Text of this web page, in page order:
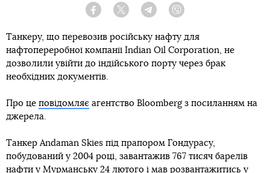
Facebook Twitter Telegram
Танкеру, що перевозив російську нафту для
нафтопереробної компанії Indian Oil Corporation, не
дозволили увійти до індійського порту через брак
необхідних документів.
Про це повідомляє агентство Bloomberg з посиланням на
джерела.
Танкер Andaman Skies під прапором Гондурасу,
побудований у 2004 році, завантажив 767 тисяч барелів
нафти у Мурманську 24 лютого і мав розвантажитись у